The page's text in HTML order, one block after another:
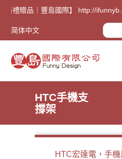
告禮贈品｜豐島國際】 http://
简体中文
HTC手機支
撐架
HTC宏達電，手機